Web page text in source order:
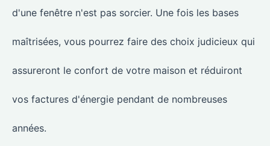
d'une fenêtre n'est pas sorcier. Une fois les bases
maîtrisées, vous pourrez faire des choix judicieux qui
assureront le confort de votre maison et réduiront
vos factures d'énergie pendant de nombreuses
années.